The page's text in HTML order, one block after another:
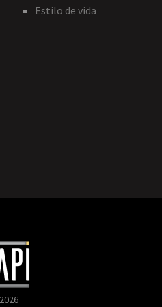
Estilo de vida
2026